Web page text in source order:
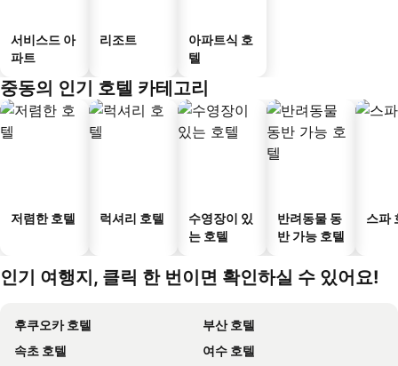
서비스드 아
파트
리조트
아파트식 호
텔
중동의 인기 호텔 카테고리
저렴한 호텔 럭셔리 호텔
수영장이 있
는 호텔
반려동물 동
반 가능 호텔
스파
인기 여행지, 클릭 한 번이면 확인하실 수 있어요!
후쿠오카 호텔
부산 호텔
속초 호텔
여수 호텔